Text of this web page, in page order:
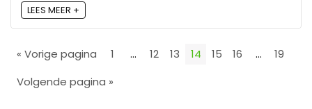
LEES MEER +
« Vorige pagina 1 … 12 13 14 15 16 …
19
Volgende pagina »